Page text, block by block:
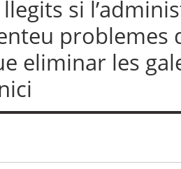
si
problemes
eliminar les